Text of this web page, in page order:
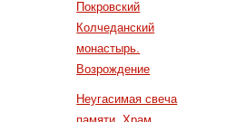
Покровский
Колчеданский
монастырь.
Возрождение
Неугасимая свеча